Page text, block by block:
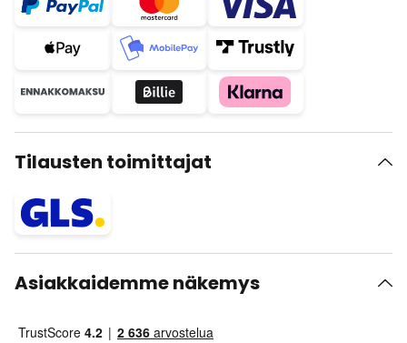
Tilausten toimittajat
Asiakkaidemme näkemys